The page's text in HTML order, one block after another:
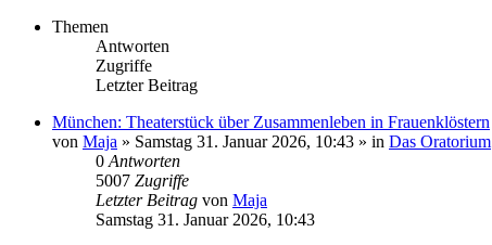
Themen
Antworten
Zugriffe
Letzter Beitrag
München: Theaterstück über Zusammenleben in Frauenklöstern
von Maja » Samstag 31. Januar 2026, 10:43 » in Das Oratorium
0 Antworten
5007 Zugriffe
Letzter Beitrag von Maja
Samstag 31. Januar 2026, 10:43